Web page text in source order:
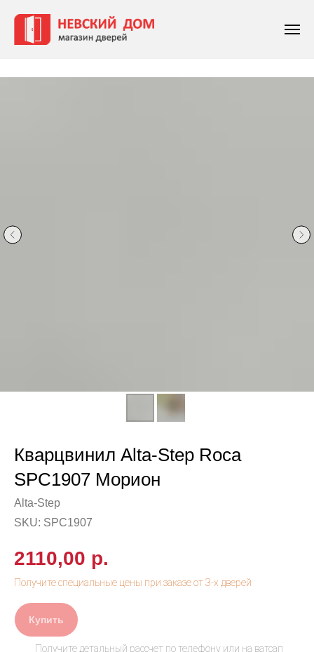
Кварцвинил Alta-Step Roca
SPC1907 Морион
Alta-Step
SKU: SPC1907
2110,00 р.
Купить